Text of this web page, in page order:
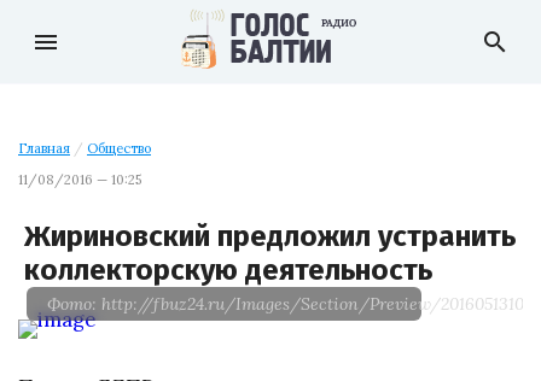
menu search
Главная / Общество
11/08/2016 — 10:25
Жириновский предложил устранить
коллекторскую деятельность
Фото: http://fbuz24.ru/Images/Section/Preview/